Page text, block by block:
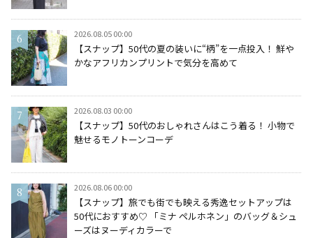
2026.08.05 00:00
【スナップ】50代の夏の装いに“柄”を一点投入！ 鮮や
かなアフリカンプリントで気分を高めて
2026.08.03 00:00
【スナップ】50代のおしゃれさんはこう着る！ 小物で
魅せるモノトーンコーデ
2026.08.06 00:00
【スナップ】旅でも街でも映える秀逸セットアップは
50代におすすめ♡ 「ミナ ペルホネン」のバッグ＆シュ
ーズはヌーディカラーで